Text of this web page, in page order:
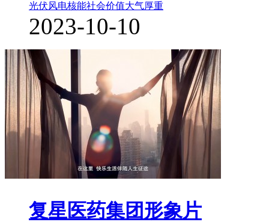
光伏风电核能社会价值大气厚重
2023-10-10
复星医药集团形象片